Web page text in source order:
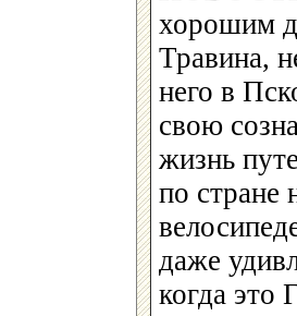
хорошим
Травина,
него в
свою
жизнь
по стране
даже
когда это